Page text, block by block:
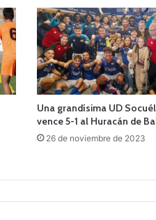
Una grandísima UD
vence 5-1 al Huracán de
26 de noviembre de 2023